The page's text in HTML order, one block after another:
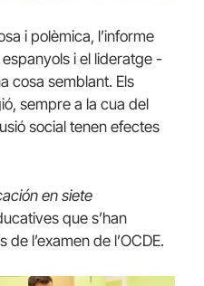
i polèmica, l’informe
i el lideratge -
cosa semblant. Els
sempre a la cua del
social tenen efectes
en siete
que s’han
l’examen de l’OCDE.